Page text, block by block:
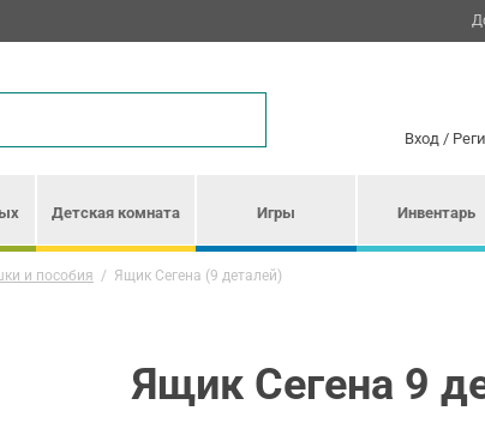
Вход/
Детская комната Игры Инвентарь
и пособия / Ящик Сегена (9 деталей)
Ящик Сегена 9